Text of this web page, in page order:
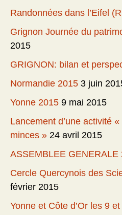
Randonnées dans l’Eifel
Grignon Journée du
2015
GRIGNON: bilan et
Normandie 2015 3 juin
Yonne 2015 9 mai 2015
Lancement d’une activité
minces » 24 avril 2015
ASSEMBLEE GENERALE
Cercle Quercynois des
février 2015
Yonne et Côte d’Or les 9 et